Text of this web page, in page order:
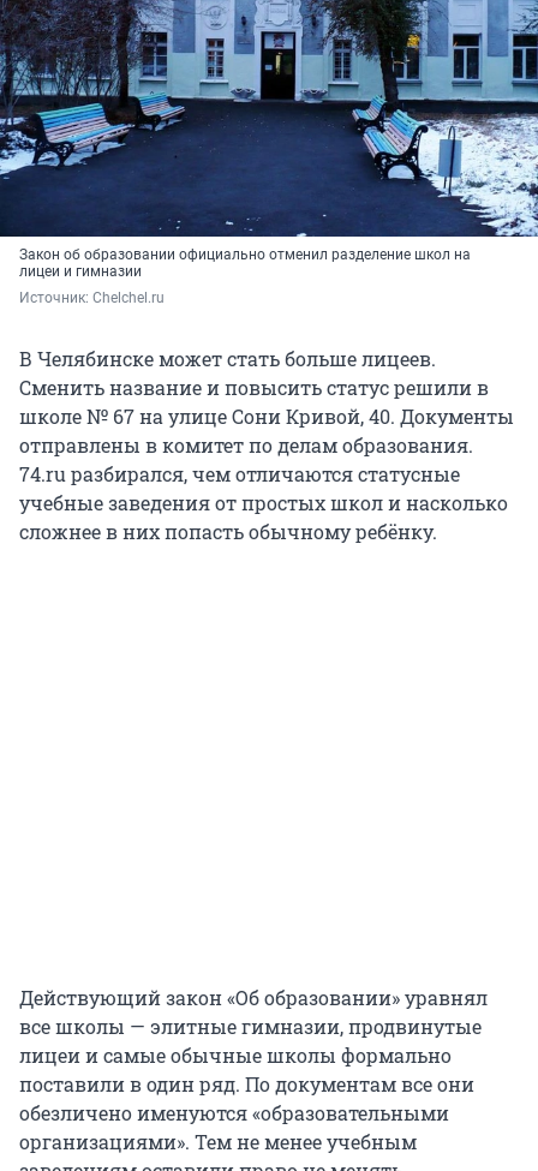
Закон об образовании официально отменил разделение школ на
лицеи и гимназии
Источник: Chelchel.ru
В Челябинске может стать больше лицеев.
Сменить название и повысить статус решили в
школе № 67 на улице Сони Кривой, 40. Документы
отправлены в комитет по делам образования.
74.ru разбирался, чем отличаются статусные
учебные заведения от простых школ и насколько
сложнее в них попасть обычному ребёнку.
Действующий закон «Об образовании» уравнял
все школы — элитные гимназии, продвинутые
лицеи и самые обычные школы формально
поставили в один ряд. По документам все они
обезличено именуются «образовательными
организациями». Тем не менее учебным